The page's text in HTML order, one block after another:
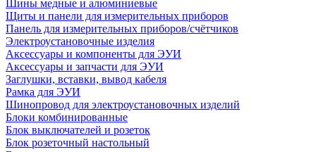
Шины медные и алюминиевые
Щиты и панели для измерительных приборов
Панель для измерительных приборов/счётчиков
Электроустановочные изделия
Аксессуары и компоненты для ЭУИ
Аксессуары и запчасти для ЭУИ
Заглушки, вставки, вывод кабеля
Рамка для ЭУИ
Шинопровод для электроустановочных изделий
Блоки комбинированные
Блок выключателей и розеток
Блок розеточный настольный